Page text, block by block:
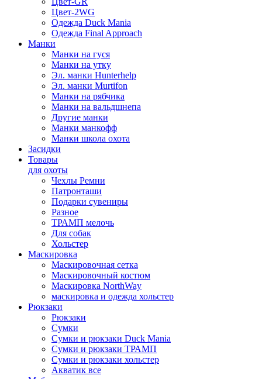
Цвет-2WG
Одежда Duck Mania
Одежда Final Approach
Манки
Манки на гуся
Манки на утку
Эл. манки Hunterhelp
Эл. манки Murtifon
Манки на рябчика
Манки на вальдшнепа
Другие манки
Манки манкофф
Манки школа охота
Засидки
Товары
для охоты
Чехлы Ремни
Патронташи
Подарки сувениры
Разное
ТРАМП мелочь
Для собак
Хольстер
Маскировка
Маскировочная сетка
Маскировочный костюм
Маскировка NorthWay
маскировка и одежда хольстер
Рюкзаки
Рюкзаки
Сумки
Сумки и рюкзаки Duck Mania
Сумки и рюкзаки ТРАМП
Сумки и рюкзаки хольстер
Акватик все